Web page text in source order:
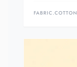
FABRIC.COTTON